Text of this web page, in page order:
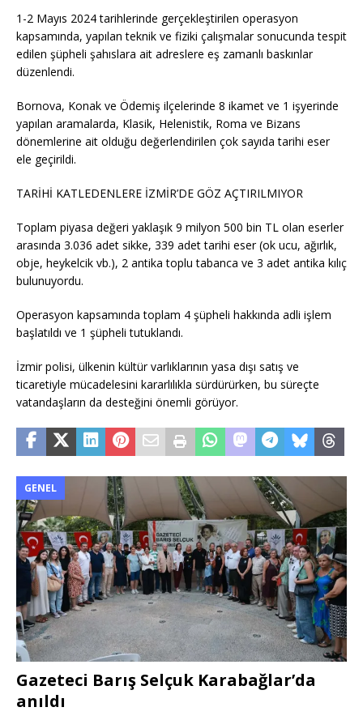
1-2 Mayıs 2024 tarihlerinde gerçekleştirilen operasyon
kapsamında, yapılan teknik ve fiziki çalışmalar sonucunda tespit
edilen şüpheli şahıslara ait adreslere eş zamanlı baskınlar
düzenlendi.
Bornova, Konak ve Ödemiş ilçelerinde 8 ikamet ve 1 işyerinde
yapılan aramalarda, Klasik, Helenistik, Roma ve Bizans
dönemlerine ait olduğu değerlendirilen çok sayıda tarihi eser
ele geçirildi.
TARİHİ KATLEDENLERE İZMİR’DE GÖZ AÇTIRILMIYOR
Toplam piyasa değeri yaklaşık 9 milyon 500 bin TL olan eserler
arasında 3.036 adet sikke, 339 adet tarihi eser (ok ucu, ağırlık,
obje, heykelcik vb.), 2 antika toplu tabanca ve 3 adet antika kılıç
bulunuyordu.
Operasyon kapsamında toplam 4 şüpheli hakkında adli işlem
başlatıldı ve 1 şüpheli tutuklandı.
İzmir polisi, ülkenin kültür varlıklarının yasa dışı satış ve
ticaretiyle mücadelesini kararlılıkla sürdürürken, bu süreçte
vatandaşların da desteğini önemli görüyor.
GENEL
Gazeteci Barış Selçuk Karabağlar’da
anıldı